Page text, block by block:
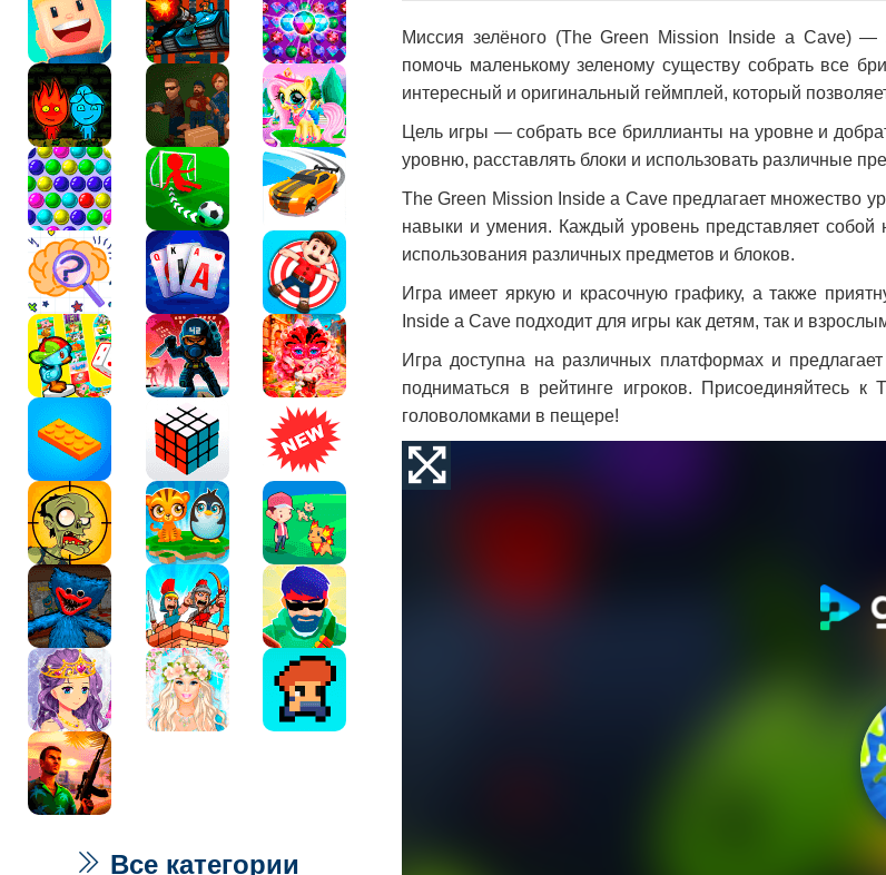
Миссия зелёного (The Green Mission Inside a Cave) —
помочь маленькому зеленому существу собрать все
интересный и оригинальный геймплей, который
Цель игры — собрать все бриллианты на уровне и
уровню, расставлять блоки и использовать различные
The Green Mission Inside a Cave предлагает множество
навыки и умения. Каждый уровень представляет
использования различных предметов и блоков.
Игра имеет яркую и красочную графику, а также
Inside a Cave подходит для игры как детям, так и
Игра доступна на различных платформах и
подниматься в рейтинге игроков. Присоединяйтесь
головоломками в пещере!
Все категории